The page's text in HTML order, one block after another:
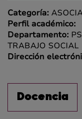
Categoría:
Perfil académico:
Departamento:
TRABAJO SOCIAL
Dirección
Docencia